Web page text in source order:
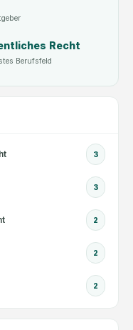
Recht
Berufsfeld
3
3
2
2
2